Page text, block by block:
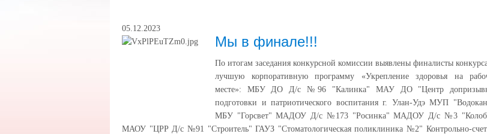
05.12.2023
Мы в финале!!!
По итогам заседания конкурсной комиссии выявлены финалисты
лучшую корпоративную программу «Укрепление здоровья на
месте»: МБУ ДО Д/с №96 "Калинка" МАУ ДО "Центр
подготовки и патриотического воспитания г. Улан-Удэ МУП
МБУ "Горсвет" МАДОУ Д/с №173 "Росинка" МАДОУ Д/с №3
МАОУ "ЦРР Д/с №91 "Строитель" ГАУЗ "Стоматологическая поликлиника №2" Контрольно-